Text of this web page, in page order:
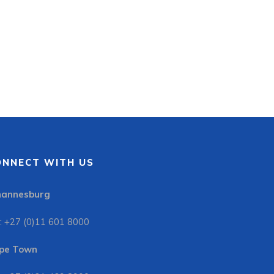
WITH US
+27 (0)11 601 8000
Town